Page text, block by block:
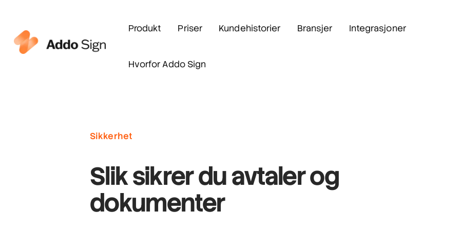
Produkt Priser Kundehistorier Bransjer Integrasjoner
Hvorfor Addo Sign
Sikkerhet
Slik sikrer du avtaler og
dokumenter